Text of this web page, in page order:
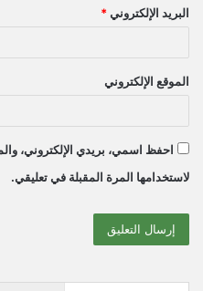
البريد الإلكتروني *
الموقع الإلكتروني
احفظ اسمي، بريدي الإلكتروني،
لاستخدامها المرة المقبلة في تعليقي.